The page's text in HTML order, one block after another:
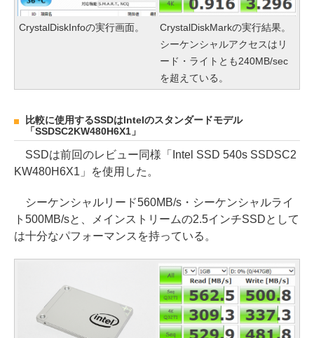
CrystalDiskInfoの実行画面。
CrystalDiskMarkの実行結果。
シーケンシャルアクセスはリ
ード・ライトとも240MB/sec
を超えている。
比較に使用するSSDはIntelのスタンダードモデル
「SSDSC2KW480H6X1」
SSDは前回のレビュー同様「Intel SSD 540s SSDSC2
KW480H6X1」を使用した。
シーケンシャルリード560MB/s・シーケンシャルライ
ト500MB/sと、メインストリームの2.5インチSSDとして
は十分なパフォーマンスを持っている。